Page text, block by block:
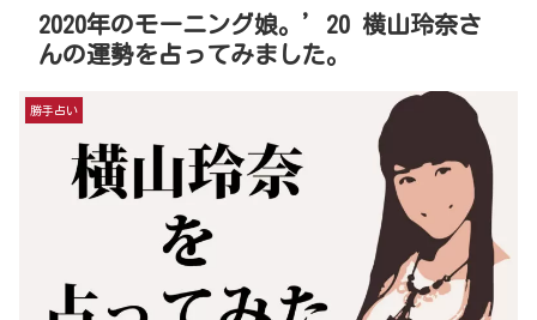
2020年のモーニング娘。’20 横山玲奈さ
んの運勢を占ってみました。
勝手占い